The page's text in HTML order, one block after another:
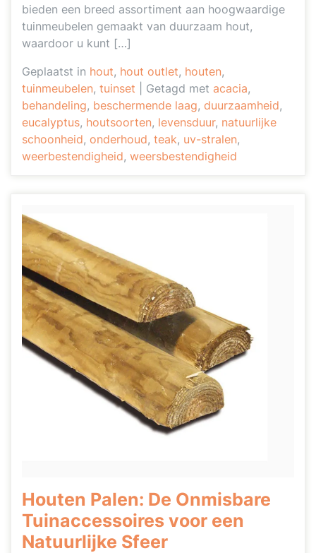
bieden een breed assortiment aan hoogwaardige
tuinmeubelen gemaakt van duurzaam hout,
waardoor u kunt […]
Geplaatst in hout, hout outlet, houten,
tuinmeubelen, tuinset Getagd met acacia,
behandeling, beschermende laag, duurzaamheid,
eucalyptus, houtsoorten, levensduur, natuurlijke
schoonheid, onderhoud, teak, uv-stralen,
weerbestendigheid, weersbestendigheid
Houten Palen: De Onmisbare
Tuinaccessoires voor een
Natuurlijke Sfeer